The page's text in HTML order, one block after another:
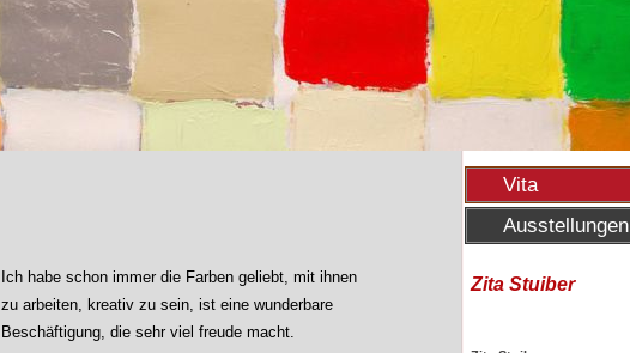
Vita
Ausstellungen
Zita Stuiber
Ich habe schon immer die Farben geliebt, mit ihnen
zu arbeiten, kreativ zu sein, ist eine wunderbare
Beschäftigung, die sehr viel freude macht.